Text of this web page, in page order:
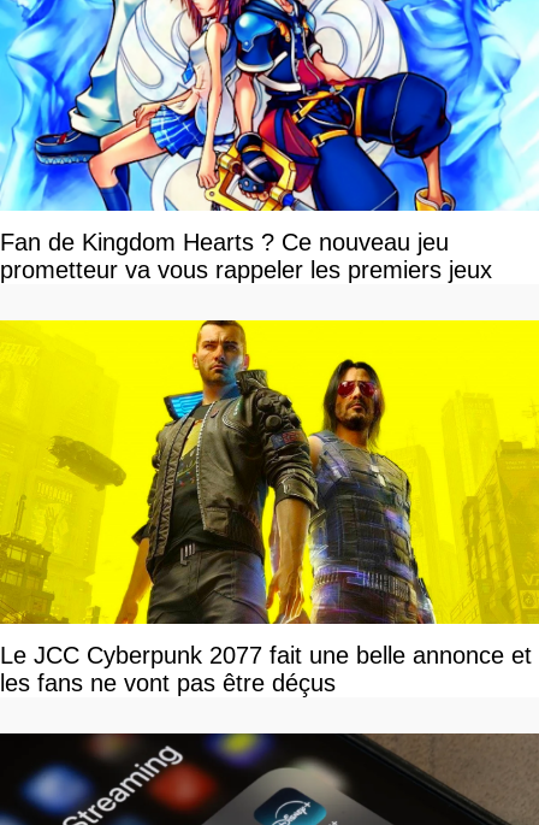
Fan de Kingdom Hearts ? Ce nouveau jeu
prometteur va vous rappeler les premiers jeux
Le JCC Cyberpunk 2077 fait une belle annonce et
les fans ne vont pas être déçus